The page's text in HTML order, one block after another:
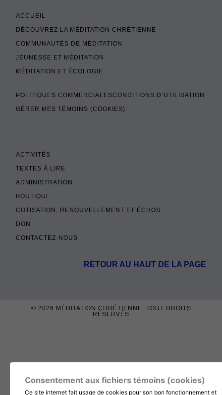
ACCUEIL
DÉCOUVREZ LA MÉDITATION CHRÉTIENNE
COMMUNAUTÉS DE MÉDITATION
JEUNESSE ET MÉDITATION
MÉDITATION ET ÉCOLOGIE
POLITIQUES COMMERCIALESCONDITIONS D’UTILISATION
GÉRER MES TÉMOINS (COOKIES)
ACTIVITÉS
TEXTES À LIRE
ADMINISTRATION
BOUTIQUE
COTISATION, RENOUVELLEMENT ET ÉCHOS
DON
CONTACTEZ-NOUS
RETOUR AU HAUT DE LA PAGE
© 2026 MÉDITATION CHRÉTIENNE, TOUT DROITS
RÉSERVÉS
Consentement aux fichiers témoins (cookies)
Ce site internet fait usage de cookies pour son bon fonctionnement et